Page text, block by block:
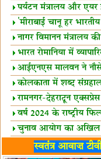
उत्कृष्टता पुरस्कार
पर्यटन मंत्रालय और एयर
समझौता
'मीराबाई चानू हर
प्रेरणा'
नागर विमानन मंत्रालय की
को सलाह
भारत रोमानिया में
साझेदारियां
आईएनएस मालवन ने
ताकत बढ़ाई
कोलकाता में शब्द
उद्घाटन
रामनगर-देहरादून
झंडीवर्ष 2024 के राष्ट्रीय
पुरस्कारों की घोषणा
चुनाव आयोग का अखिल
मीडिया सम्मेलन
भारत में केवड़े का
स्वतंत्र आवाज़ टीवी